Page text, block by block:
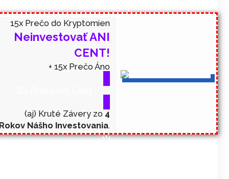
15x Prečo do Kryptomien
Neinvestovať ANI
CENT!
+ 15x Prečo Áno
(aj) Kruté Závery zo 4
Nášho Investovania.